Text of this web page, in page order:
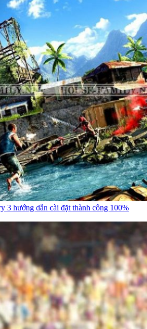
3 hướng dẫn cài đặt thành công 100%